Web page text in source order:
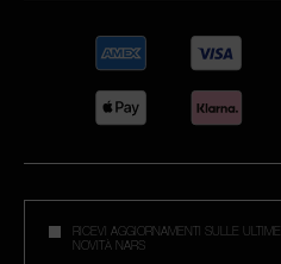
RICEVI AGGIORNAMENTI SULLE ULTIME
NOVITÀ NARS